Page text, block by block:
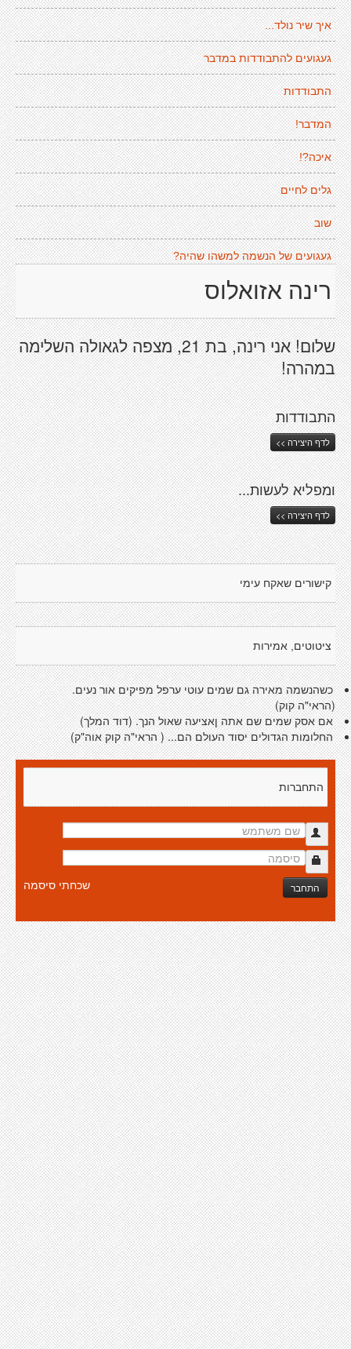
איך שיר נולד...
געגועים להתבודדות במדבר
התבודדות
המדבר!
איכה?!
גלים לחיים
שוב
געגועים של הנשמה למשהו שהיה?
רינה אזואלוס
שלום! אני רינה, בת 21, מצפה לגאולה השלימה
במהרה!
התבודדות
לדף היצירה >>
ומפליא לעשות...
לדף היצירה >>
קישורים שאקח עימי
ציטוטים, אמירות
כשהנשמה מאירה גם שמים עוטי ערפל מפיקים אור נעים.
(הראי"ה קוק)
אם אסק שמים שם אתה ןאציעה שאול הנך. (דוד המלך)
החלומות הגדולים יסוד העולם הם... ( הראי"ה קוק אוה"ק)
התחברות
התחבר שכחתי סיסמה